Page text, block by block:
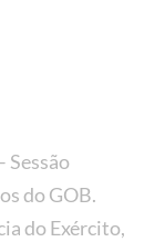
Sessão
do GOB.
do Exército,